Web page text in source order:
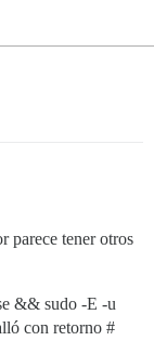
parece tener otros
&& sudo -E -u
con retorno #